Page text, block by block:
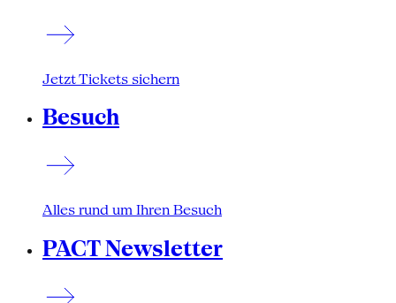
Jetzt Tickets sichern
Besuch
Alles rund um Ihren Besuch
PACT Newsletter